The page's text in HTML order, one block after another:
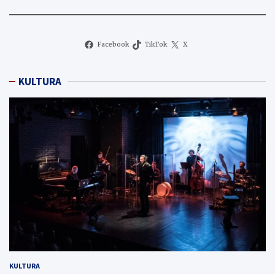
Facebook TikTok X
KULTURA
KULTURA